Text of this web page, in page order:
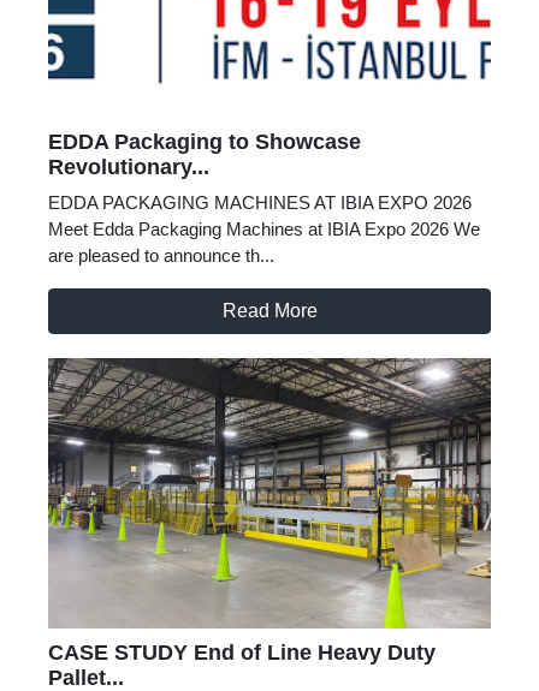
EDDA Packaging to Showcase
Revolutionary...
EDDA PACKAGING MACHINES AT IBIA EXPO 2026
Meet Edda Packaging Machines at IBIA Expo 2026 We
are pleased to announce th...
Read More
CASE STUDY End of Line Heavy Duty
Pallet...